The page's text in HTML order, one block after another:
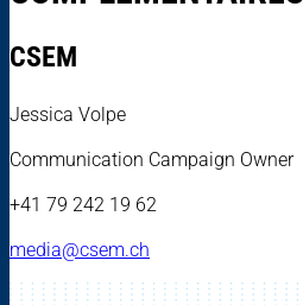
CSEM
Jessica Volpe
Communication Campaign Owner
+41 79 242 19 62
media@csem.ch